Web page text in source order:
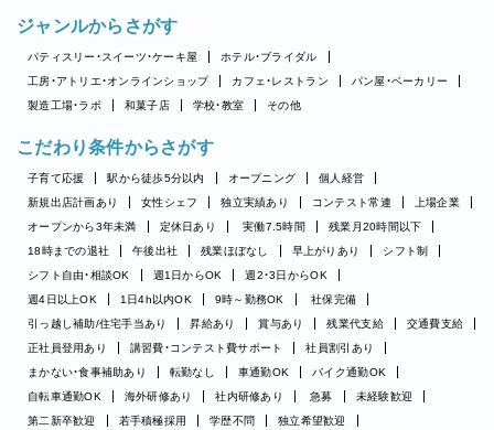
ジャンルからさがす
パティスリー・スイーツ・ケーキ屋
ホテル・ブライダル
工房・アトリエ・オンラインショップ
カフェ・レストラン
パン屋・ベーカリー
製造工場・ラボ
和菓子店 学校・教室 その他
こだわり条件からさがす
子育て応援 駅から徒歩5分以内 オープニング
個人経営
新規出店計画あり
女性シェフ 独立実績あり コンテスト常連
上場企業
オープンから3年未満
定休日あり 実働7.5時間
残業月20時間以下
18時までの退社
午後出社 残業ほぼなし 早上がりあり
シフト制
シフト自由・相談OK
週1日からOK
週2・3日からOK
週4日以上OK
1日4h以内OK 9時～勤務OK
社保完備
引っ越し補助/住宅手当あり
昇給あり 賞与あり 残業代支給
交通費支給
正社員登用あり
講習費・コンテスト費サポート
社員割引あり
まかない・食事補助あり
転勤なし 車通勤OK
バイク通勤OK
自転車通勤OK
海外研修あり 社内研修あり 急募
未経験歓迎
第二新卒歓迎
若手積極採用 学歴不問
独立希望歓迎